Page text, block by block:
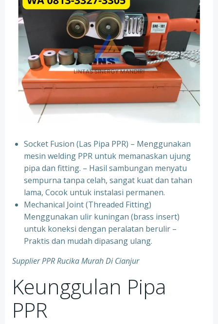
Socket Fusion (Las Pipa PPR) – Menggunakan
mesin welding PPR untuk memanaskan ujung
pipa dan fitting. – Hasil sambungan menyatu
sempurna tanpa celah, sangat kuat dan tahan
lama, Cocok untuk instalasi permanen.
⁠Mechanical Joint (Threaded Fitting)
Menggunakan ulir kuningan (brass insert)
untuk koneksi dengan peralatan berulir –
Praktis dan mudah dipasang ulang.
Supplier PPR Rucika Murah Di Cianjur
Keunggulan Pipa
PPR